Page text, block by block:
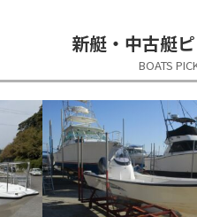
新艇・中古艇
BOATS